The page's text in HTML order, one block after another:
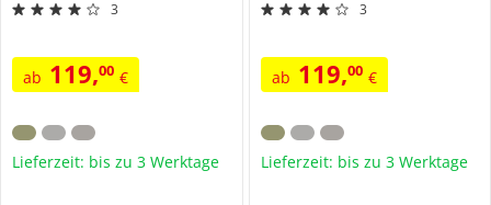
3
ab 119,00 €
Lieferzeit: bis zu 3 Werktage
3
ab 119,00 €
Lieferzeit: bis zu 3 Werktage